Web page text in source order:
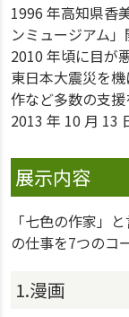
1996 年高知県香
ンミュージアム」
2010 年頃に目が
東日本大震災を
作など多数の支援
2013 年 10 月 13
展示内容
「七色の作家」
の仕事を7つのコ
1.漫画